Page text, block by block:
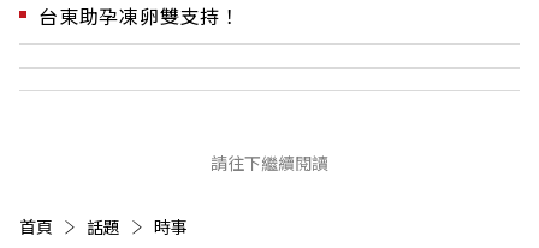
台東助孕凍卵雙支持！
請往下繼續閱讀
首頁 話題 時事